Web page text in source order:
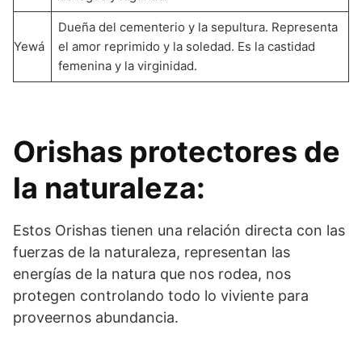
Yewá
Dueña del cementerio y la sepultura. Representa
el amor reprimido y la soledad. Es la castidad
femenina y la virginidad.
Orishas protectores de
la naturaleza:
Estos Orishas tienen una relación directa con las
fuerzas de la naturaleza, representan las
energías de la natura que nos rodea, nos
protegen controlando todo lo viviente para
proveernos abundancia.